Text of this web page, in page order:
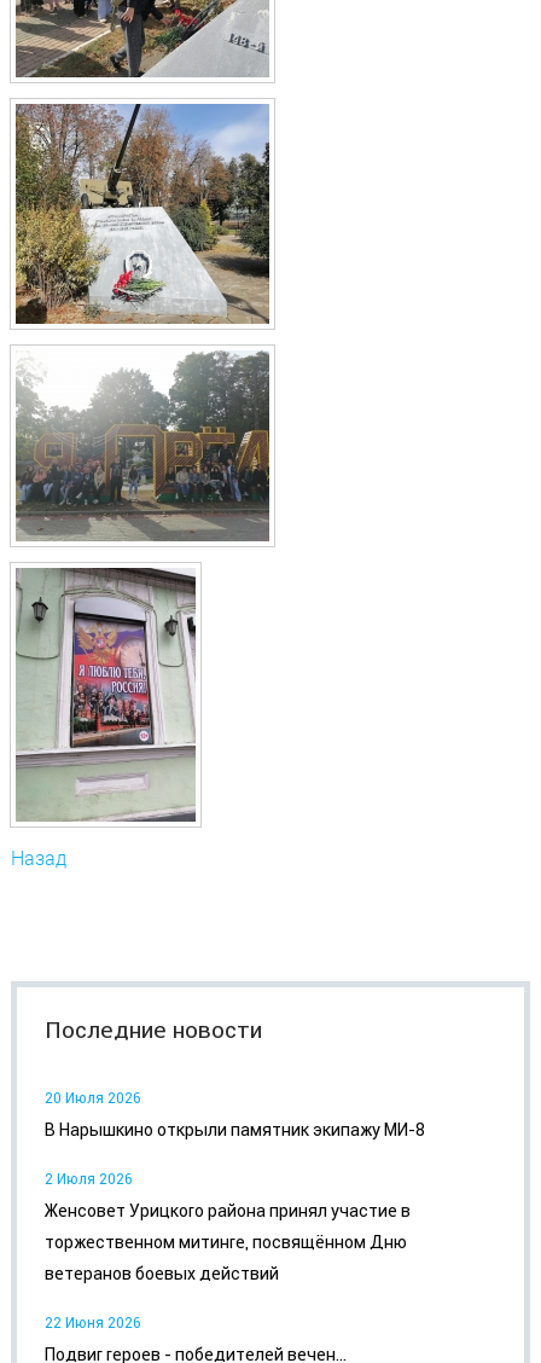
Назад
Последние новости
20 Июля 2026
В Нарышкино открыли памятник экипажу МИ-8
2 Июля 2026
Женсовет Урицкого района принял участие в
торжественном митинге, посвящённом Дню
ветеранов боевых действий
22 Июня 2026
Подвиг героев - победителей вечен...